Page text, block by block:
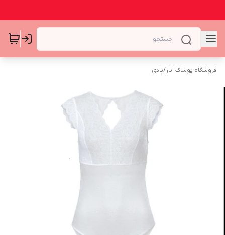
فروشگاه پوشاک انار/بادی